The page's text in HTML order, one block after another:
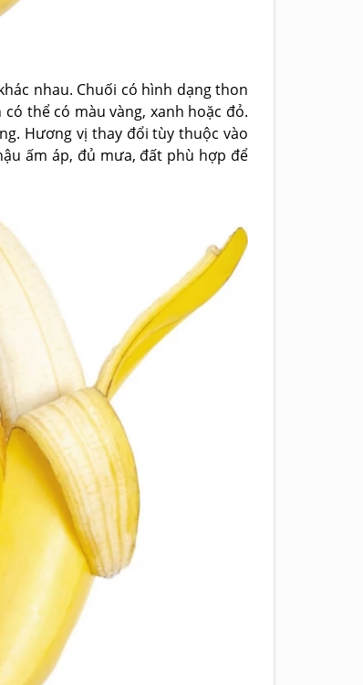
nhau. Chuối có hình dạng thon
thể có màu vàng, xanh hoặc đỏ.
Hương vị thay đổi tùy thuộc vào
ấm áp, đủ mưa, đất phù hợp để